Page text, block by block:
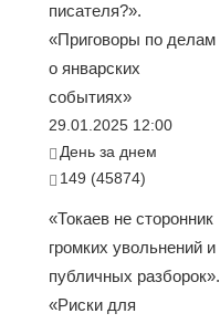
писателя?».
«Приговоры по делам
о январских
событиях»
29.01.2025 12:00
День за днем
149 (45874)
«Токаев не сторонник
громких увольнений и
публичных разборок».
«Риски для